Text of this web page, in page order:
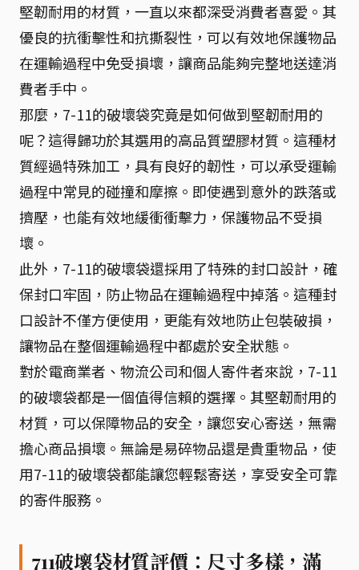
堅韌耐用的材質，一直以來都深受消費者喜愛。其
優良的抗衝擊性和抗撕裂性，可以有效地保護物品
在運輸過程中免受損壞，讓商品能夠完整地送達消
費者手中。
那麼，7-11的破壞袋究竟是如何做到堅韌耐用的
呢？這得歸功於其選用的高品質塑膠材質。這種材
質經過特殊加工，具有良好的韌性，可以承受運輸
過程中常見的碰撞和摩擦。即使遇到意外的跌落或
擠壓，也能有效地緩衝衝擊力，保護物品不受損
壞。
此外，7-11的破壞袋還採用了特殊的封口設計，確
保封口牢固，防止物品在運輸過程中掉落。這種封
口設計不僅方便使用，更能有效地防止包裝破損，
讓物品在整個運輸過程中都處於安全狀態。
對於電商業者、物流公司和個人寄件者來說，7-11
的破壞袋都是一個值得信賴的選擇。其堅韌耐用的
材質，可以保障物品的安全，讓您安心寄送，無需
擔心商品損壞。無論是易碎物品還是貴重物品，使
用7-11的破壞袋都能讓您輕鬆寄送，享受安全可靠
的寄件服務。
711破壞袋材質評價：尺寸多樣，滿